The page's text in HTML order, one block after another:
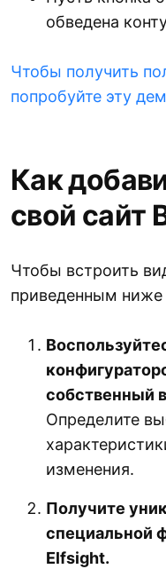
обведена
Чтобы получить
попробуйте эту
Как
свой сайт
Чтобы встроить
приведенным ниже
собственный
Определите
изменения.
Получите
специальной
Elfsight.